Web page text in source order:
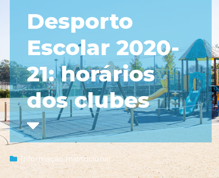
Desporto
Escolar 2020-
21: horários
dos clubes
Informação Institucional